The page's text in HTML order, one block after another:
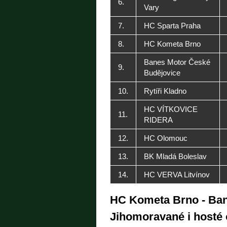
6.
Vary
7. HC Sparta Praha
8. HC Kometa Brno
9.
Banes Motor České
Budějovice
10. Rytíři Kladno
11.
HC VÍTKOVICE
RIDERA
12. HC Olomouc
13. BK Mladá Boleslav
14. HC VERVA Litvínov
HC Kometa Brno -
Jihomoravané i hosté